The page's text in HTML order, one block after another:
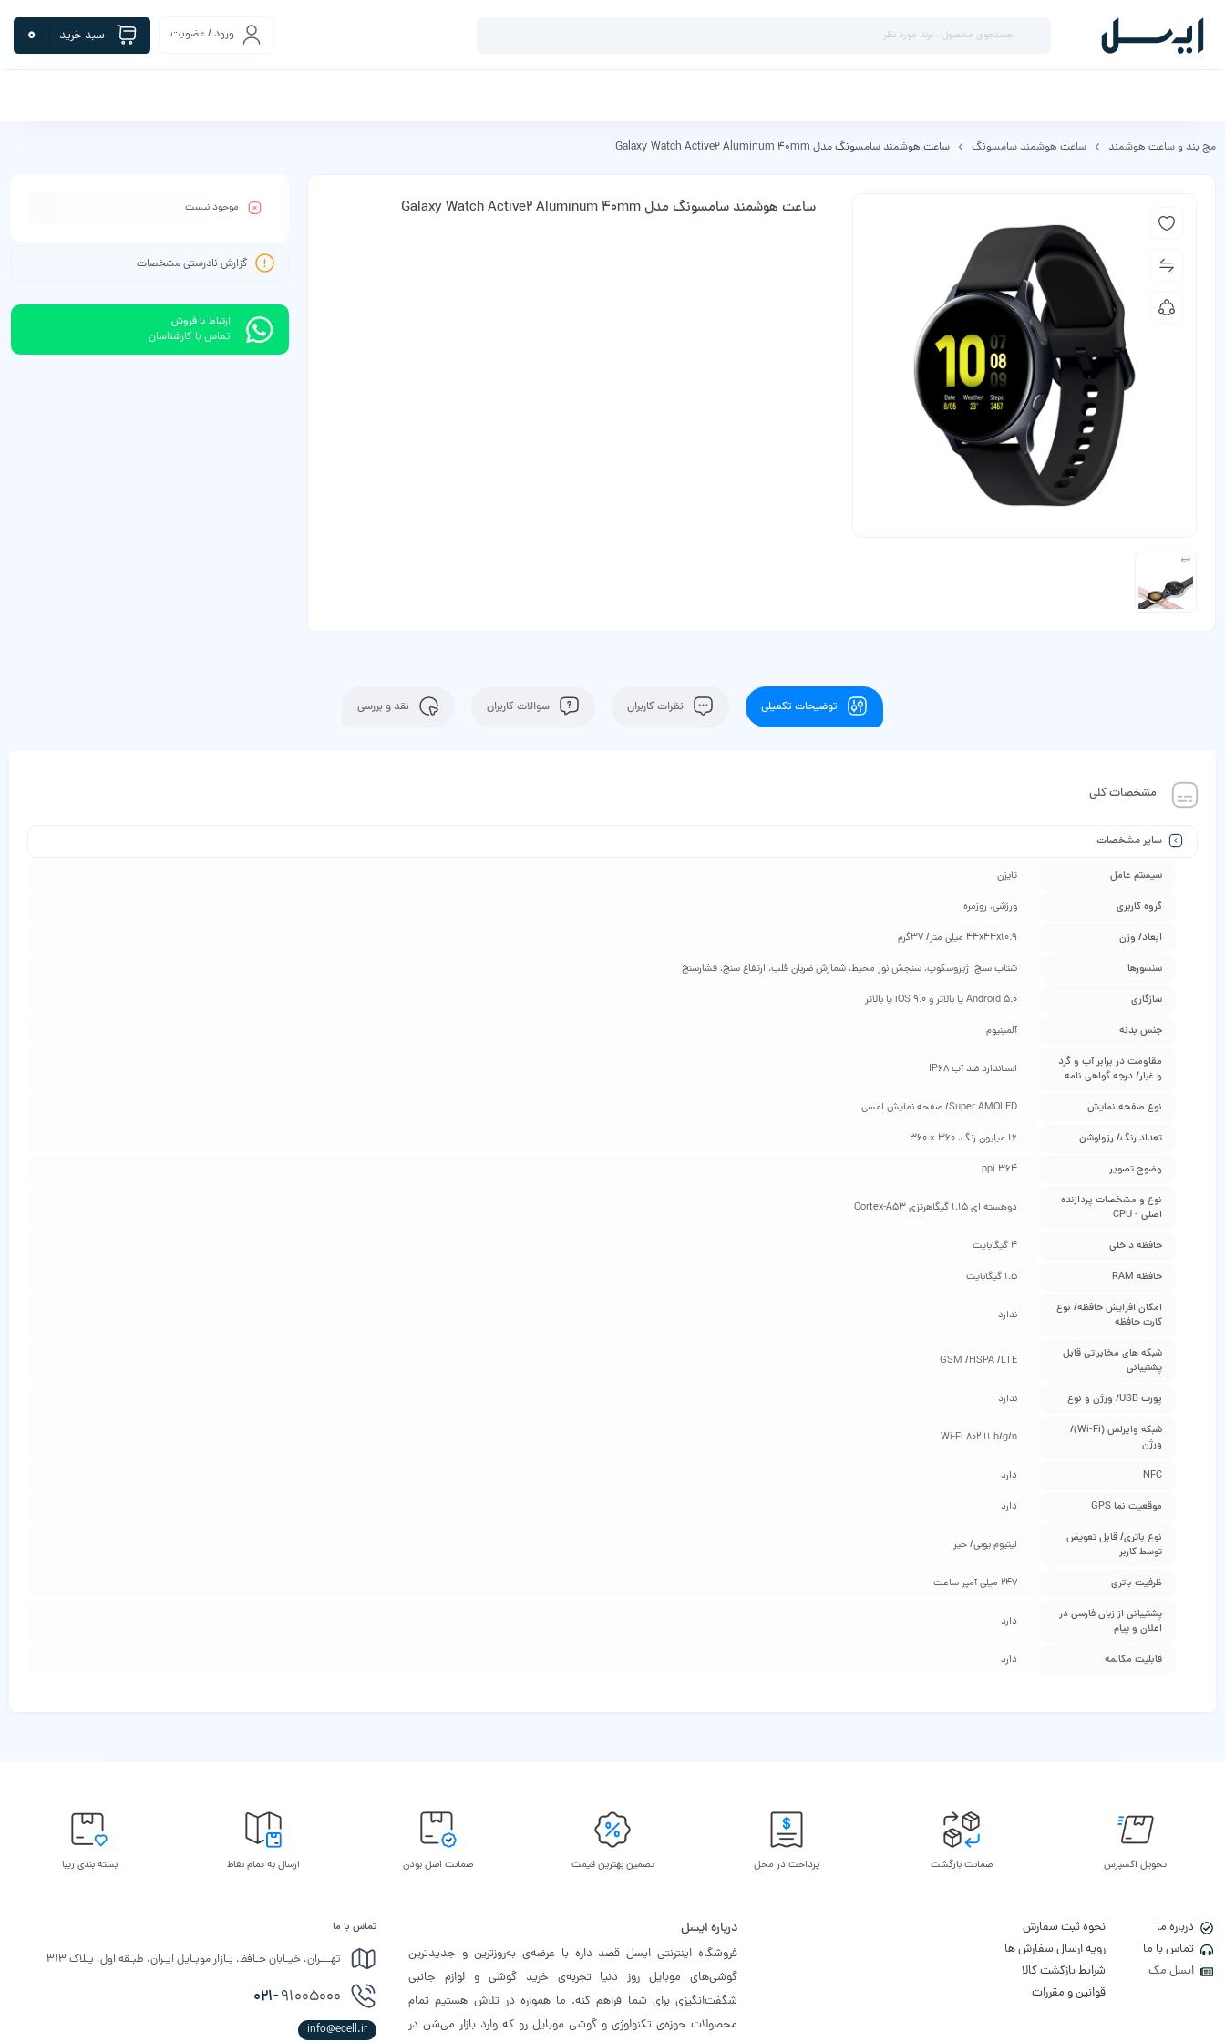
ورود / عضویت سبد خرید 0
مچ بند و ساعت هوشمند ساعت هوشمند سامسونگ ساعت هوشمند سامسونگ مدل Galaxy Watch Active2 Aluminum 40mm
ساعت هوشمند سامسونگ مدل Galaxy Watch Active2 Aluminum 40mm موجود نیست
گزارش نادرستی مشخصات
ارتباط با فروش
تماس با کارشناسان
توضیحات تکمیلی نظرات کاربران سوالات کاربران نقد و بررسی
مشخصات کلی
سایر مشخصات
سیستم عامل تایزن
گروه کاربری ورزشی، روزمره
ابعاد/ وزن 44x44x10.9 میلی متر/ 37گرم
سنسورها شتاب سنج، ژیروسکوپ، سنجش نور محیط، شمارش ضربان قلب، ارتفاع‌ سنج، فشارسنج
سازگاری Android 5.0 یا بالاتر و iOS 9.0 یا بالاتر
جنس بدنه آلمینیوم
مقاومت در برابر آب و گرد
و غبار/ درجه گواهی‌ نامه
استاندارد ضد آب IP68
نوع صفحه نمایش Super AMOLED/ صفحه نمایش لمسی
تعداد رنگ/ رزولوشن 16 میلیون رنگ، 360 × 360
وضوح تصویر 364 ppi
نوع و مشخصات پردازنده
اصلی - CPU
دوهسته ای 1.15 گیگاهرتزی Cortex-A53
حافظه داخلی 4 گیگابایت
حافظه RAM 1.5 گیگابایت
امکان افزایش حافظه/ نوع
کارت حافظه
ندارد
شبکه‌ های مخابراتی قابل
پشتیبانی
GSM /HSPA /LTE
پورت USB/ ورژن و نوع ندارد
شبکه وایرلس (Wi-Fi)/
ورژن
Wi-Fi 802.11 b/g/n
NFC دارد
موقعیت‌ نما GPS دارد
نوع باتری/ قابل تعویض
توسط کاربر
لیتیوم یونی/ خیر
ظرفیت باتری 247 میلی‌ آمپر ساعت
پشتیبانی از زبان فارسی در
اعلان و پیام
دارد
قابلیت مکالمه دارد
تحویل اکسپرس ضمانت بازگشت پرداخت در محل تضمین بهترین قیمت ضمانت اصل بودن ارسال به تمام نقاط بسته بندی زیبا
درباره ما
تماس با ما
ایسل مگ
نحوه ثبت سفارش
رویه ارسال سفارش ها
شرایط بازگشت کالا
قوانین و مقررات
درباره ایسل
فروشگاه اینترنتی ایسل قصد داره با عرضه‌ی به‌روزترین و جدیدترین
گوشی‌های موبایل روز دنیا تجربه‌ی خرید گوشی و لوازم جانبی
شگفت‌انگیزی برای شما فراهم کنه. ما همواره در تلاش هستیم تمام
محصولات حوزه‌ی تکنولوژی و گوشی موبایل رو که وارد بازار می‌شن در
تماس با ما
تهـــران، خیـابان حـافظ، بـازار موبـایل ایـران، طبـقه اول، پـلاک ۳۱۳
021-91005000
info@ecell.ir